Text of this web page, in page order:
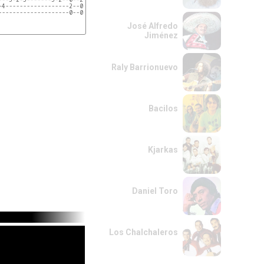
2--0-
0--0-
José Alfredo
Jiménez
Raly Barrionuevo
Bacilos
Kjarkas
Daniel Toro
Los Chalchaleros